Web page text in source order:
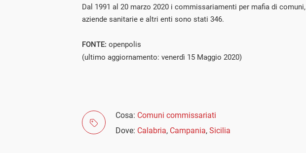
Dal 1991 al 20 marzo 2020 i commissariamenti per mafia di comuni,
aziende sanitarie e altri enti sono stati 346.
FONTE: openpolis
(ultimo aggiornamento: venerdì 15 Maggio 2020)
Cosa: Comuni commissariati
Dove: Calabria, Campania, Sicilia